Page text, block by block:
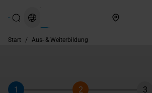
Start / Aus- & Weiterbildung
1 2 3